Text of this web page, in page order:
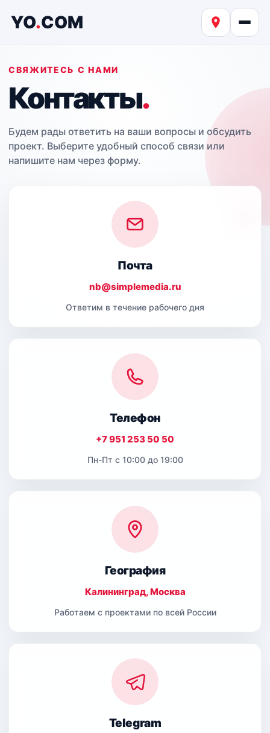
YO.COM
СВЯЖИТЕСЬ С НАМИ
Контакты.
Будем рады ответить на ваши вопросы и обсудить
проект. Выберите удобный способ связи или
напишите нам через форму.
Почта
nb@simplemedia.ru
Ответим в течение рабочего дня
Телефон
+7 951 253 50 50
Пн-Пт с 10:00 до 19:00
География
Калининград, Москва
Работаем с проектами по всей России
Telegram